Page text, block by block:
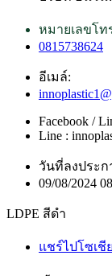
หมายเลขโท
0815738624
อีเมล์:
Facebook /
Line :
วันที่ลงประก
09/08/2024
LDPE สีดำ
แชร์ไปโซเชี